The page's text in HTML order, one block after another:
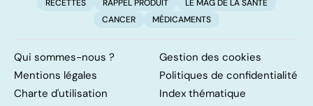
RECETTES RAPPEL PRODUIT
LE MAG DE LA SANTÉ
CANCER
MÉDICAMENTS
Qui sommes-nous ?
Gestion des cookies
Mentions légales
Politiques de confidentialité
Charte d'utilisation
Index thématique